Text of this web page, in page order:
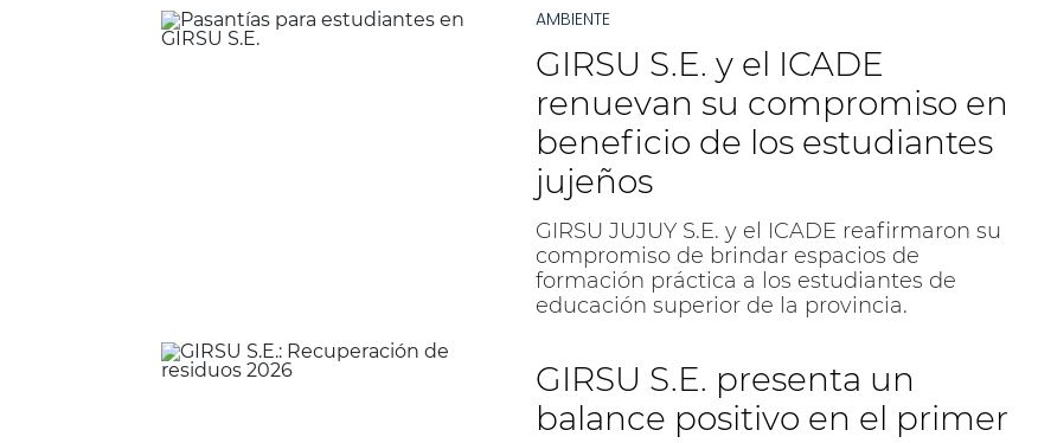
AMBIENTE
GIRSU S.E. y el ICADE
renuevan su compromiso en
beneficio de los estudiantes
jujeños
GIRSU JUJUY S.E. y el ICADE reafirmaron su
compromiso de brindar espacios de
formación práctica a los estudiantes de
educación superior de la provincia.
GIRSU S.E. presenta un
balance positivo en el primer